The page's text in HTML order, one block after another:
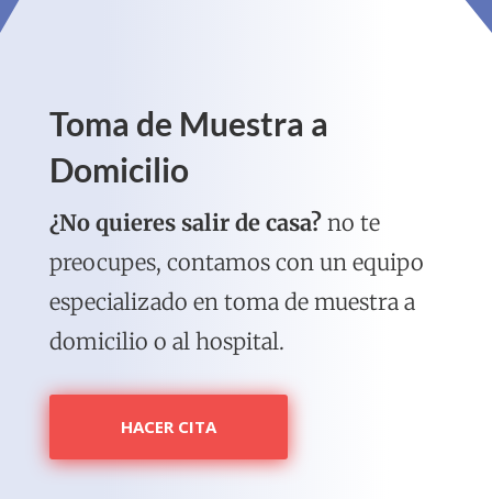
Toma de Muestra a
Domicilio
¿No quieres salir de casa?no te
preocupes, contamos con un equipo
especializado en toma de muestra a
domicilio o al hospital.
HACER CITA